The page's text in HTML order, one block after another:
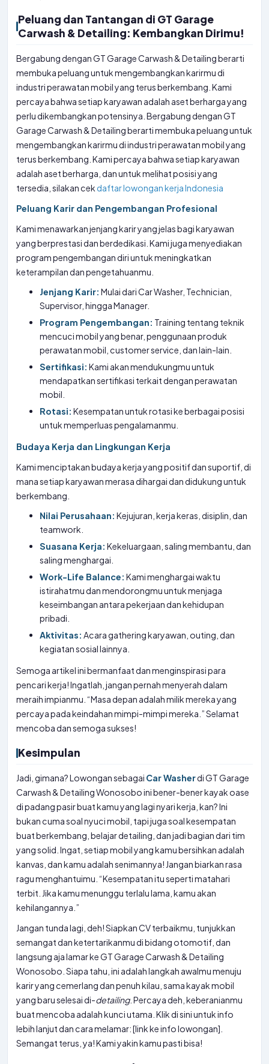
Peluang dan Tantangan di GT Garage
Carwash & Detailing: Kembangkan Dirimu!
Bergabung dengan GT Garage Carwash & Detailing berarti
membuka peluang untuk mengembangkan karirmu di
industri perawatan mobil yang terus berkembang. Kami
percaya bahwa setiap karyawan adalah aset berharga yang
perlu dikembangkan potensinya. Bergabung dengan GT
Garage Carwash & Detailing berarti membuka peluang untuk
mengembangkan karirmu di industri perawatan mobil yang
terus berkembang. Kami percaya bahwa setiap karyawan
adalah aset berharga, dan untuk melihat posisi yang
tersedia, silakan cek daftar lowongan kerja Indonesia
Peluang Karir dan Pengembangan Profesional
Kami menawarkan jenjang karir yang jelas bagi karyawan
yang berprestasi dan berdedikasi. Kami juga menyediakan
program pengembangan diri untuk meningkatkan
keterampilan dan pengetahuanmu.
Jenjang Karir: Mulai dari Car Washer, Technician,
Supervisor, hingga Manager.
Program Pengembangan: Training tentang teknik
mencuci mobil yang benar, penggunaan produk
perawatan mobil, customer service, dan lain-lain.
Sertifikasi: Kami akan mendukungmu untuk
mendapatkan sertifikasi terkait dengan perawatan
mobil.
Rotasi: Kesempatan untuk rotasi ke berbagai posisi
untuk memperluas pengalamanmu.
Budaya Kerja dan Lingkungan Kerja
Kami menciptakan budaya kerja yang positif dan suportif, di
mana setiap karyawan merasa dihargai dan didukung untuk
berkembang.
Nilai Perusahaan: Kejujuran, kerja keras, disiplin, dan
teamwork.
Suasana Kerja: Kekeluargaan, saling membantu, dan
saling menghargai.
Work-Life Balance: Kami menghargai waktu
istirahatmu dan mendorongmu untuk menjaga
keseimbangan antara pekerjaan dan kehidupan
pribadi.
Aktivitas: Acara gathering karyawan, outing, dan
kegiatan sosial lainnya.
Semoga artikel ini bermanfaat dan menginspirasi para
pencari kerja! Ingatlah, jangan pernah menyerah dalam
meraih impianmu. “Masa depan adalah milik mereka yang
percaya pada keindahan mimpi-mimpi mereka.” Selamat
mencoba dan semoga sukses!
Kesimpulan
Jadi, gimana? Lowongan sebagai Car Washerdi GT Garage
Carwash & Detailing Wonosobo ini bener-bener kayak oase
di padang pasir buat kamu yang lagi nyari kerja, kan? Ini
bukan cuma soal nyuci mobil, tapi juga soal kesempatan
buat berkembang, belajar detailing, dan jadi bagian dari tim
yang solid. Ingat, setiap mobil yang kamu bersihkan adalah
kanvas, dan kamu adalah senimannya! Jangan biarkan rasa
ragu menghantuimu. “Kesempatan itu seperti matahari
terbit. Jika kamu menunggu terlalu lama, kamu akan
kehilangannya.”
Jangan tunda lagi, deh! Siapkan CV terbaikmu, tunjukkan
semangat dan ketertarikanmu di bidang otomotif, dan
langsung aja lamar ke GT Garage Carwash & Detailing
Wonosobo. Siapa tahu, ini adalah langkah awalmu menuju
karir yang cemerlang dan penuh kilau, sama kayak mobil
yang baru selesai di-detailing. Percaya deh, keberanianmu
buat mencoba adalah kunci utama. Klik di sini untuk info
lebih lanjut dan cara melamar: [link ke info lowongan].
Semangat terus, ya! Kami yakin kamu pasti bisa!